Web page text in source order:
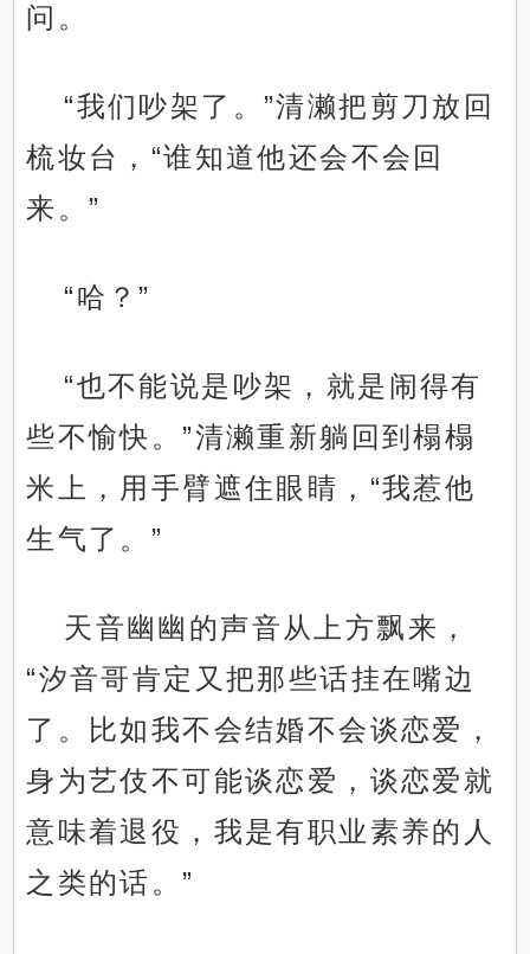
问。
“我们吵架了。”清濑把剪刀放回
梳妆台，“谁知道他还会不会回
来。”
“哈？”
“也不能说是吵架，就是闹得有
些不愉快。”清濑重新躺回到榻榻
米上，用手臂遮住眼睛，“我惹他
生气了。”
天音幽幽的声音从上方飘来，
“汐音哥肯定又把那些话挂在嘴边
了。比如我不会结婚不会谈恋爱，
身为艺伎不可能谈恋爱，谈恋爱就
意味着退役，我是有职业素养的人
之类的话。”